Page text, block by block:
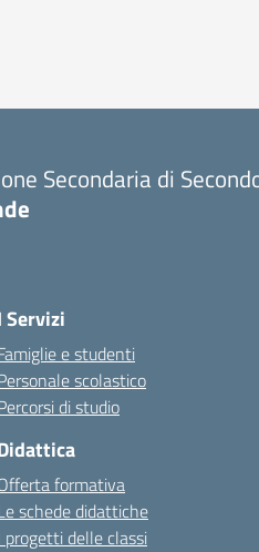
Secondaria di
Servizi
e studenti
scolastico
di studio
formativa
schede didattiche
progetti delle classi